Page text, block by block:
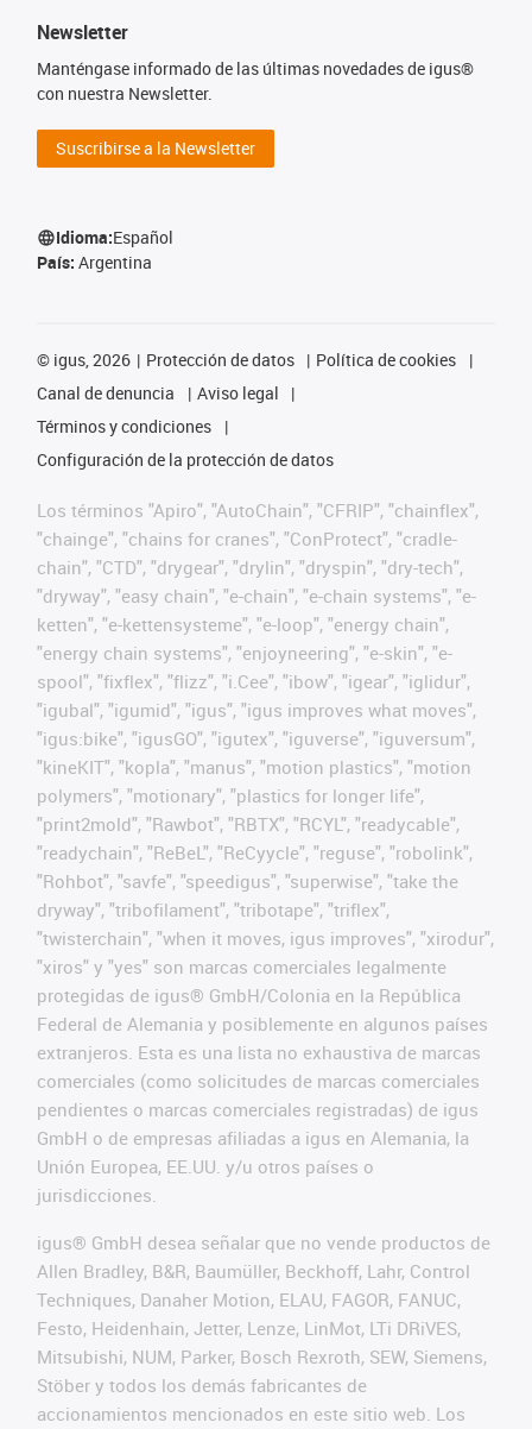
Newsletter
Manténgase informado de las últimas novedades de igus®
con nuestra Newsletter.
Suscribirse a la Newsletter
Idioma:Español
País: Argentina
© igus, 2026 Protección de datos
Política de cookies
Canal de denuncia
Aviso legal
Términos y condiciones
Configuración de la protección de datos
Los términos "Apiro", "AutoChain", "CFRIP", "chainflex",
"chainge", "chains for cranes", "ConProtect", "cradle-
chain", "CTD", "drygear", "drylin", "dryspin", "dry-tech",
"dryway", "easy chain", "e-chain", "e-chain systems", "e-
ketten", "e-kettensysteme", "e-loop", "energy chain",
"energy chain systems", "enjoyneering", "e-skin", "e-
spool", "fixflex", "flizz", "i.Cee", "ibow", "igear", "iglidur",
"igubal", "igumid", "igus", "igus improves what moves",
"igus:bike", "igusGO", "igutex", "iguverse", "iguversum",
"kineKIT", "kopla", "manus", "motion plastics", "motion
polymers", "motionary", "plastics for longer life",
"print2mold", "Rawbot", "RBTX", "RCYL", "readycable",
"readychain", "ReBeL", "ReCyycle", "reguse", "robolink",
"Rohbot", "savfe", "speedigus", "superwise", "take the
dryway", "tribofilament", "tribotape", "triflex",
"twisterchain", "when it moves, igus improves", "xirodur",
"xiros" y "yes" son marcas comerciales legalmente
protegidas de igus® GmbH/Colonia en la República
Federal de Alemania y posiblemente en algunos países
extranjeros. Esta es una lista no exhaustiva de marcas
comerciales (como solicitudes de marcas comerciales
pendientes o marcas comerciales registradas) de igus
GmbH o de empresas afiliadas a igus en Alemania, la
Unión Europea, EE.UU. y/u otros países o
jurisdicciones.
igus® GmbH desea señalar que no vende productos de
Allen Bradley, B&R, Baumüller, Beckhoff, Lahr, Control
Techniques, Danaher Motion, ELAU, FAGOR, FANUC,
Festo, Heidenhain, Jetter, Lenze, LinMot, LTi DRiVES,
Mitsubishi, NUM, Parker, Bosch Rexroth, SEW, Siemens,
Stöber y todos los demás fabricantes de
accionamientos mencionados en este sitio web. Los